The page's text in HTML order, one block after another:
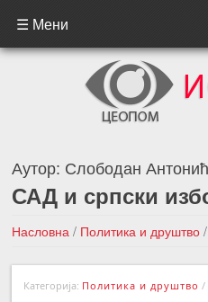
☰ Мени
Аутор: Слободан Антонић
САД и српски
Насловна / Политика и друштво /
Категорија: Политика и друштво /